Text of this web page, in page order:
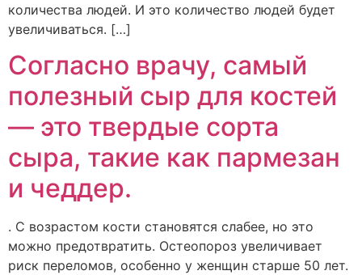
количества людей. И это количество людей будет
увеличиваться. […]
Согласно врачу, самый
полезный сыр для костей
— это твердые сорта
сыра, такие как пармезан
и чеддер.
. С возрастом кости становятся слабее, но это
можно предотвратить. Остеопороз увеличивает
риск переломов, особенно у женщин старше 50 лет.